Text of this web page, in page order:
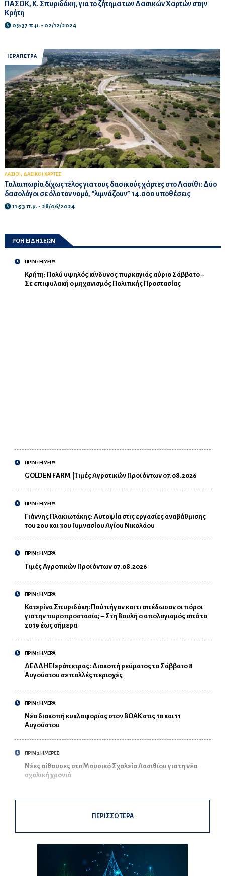
ΠΑΣΟΚ, Κ. Σπυριδάκη, για το ζήτημα των Δασικών Χαρτών στην
Κρήτη
09:37 π.μ. - 02/12/2024
ΙΕΡΑΠΕΤΡΑ
ΛΑΣΙΘΙ , ΔΑΣΙΚΟΙ ΧΑΡΤΕΣ
Ταλαιπωρία δίχως τέλος για τους δασικούς χάρτες στο Λασίθι: Δύο
δασολόγοι σε όλο τον νομό, “λιμνάζουν” 14.000 υποθέσεις
11:53 π.μ. - 28/06/2024
ΡΟΗ ΕΙΔΗΣΕΩΝ
ΠΡΙΝ 1 ΗΜΕΡΑ
Κρήτη: Πολύ υψηλός κίνδυνος πυρκαγιάς αύριο Σάββατο –
Σε επιφυλακή ο μηχανισμός Πολιτικής Προστασίας
ΠΡΙΝ 1 ΗΜΕΡΑ
GOLDEN FARM |Τιμές Αγροτικών Προϊόντων 07.08.2026
ΠΡΙΝ 1 ΗΜΕΡΑ
Γιάννης Πλακιωτάκης: Αυτοψία στις εργασίες αναβάθμισης
του 2ου και 3ου Γυμνασίου Αγίου Νικολάου
ΠΡΙΝ 1 ΗΜΕΡΑ
Τιμές Αγροτικών Προϊόντων 07.08.2026
ΠΡΙΝ 1 ΗΜΕΡΑ
Κατερίνα Σπυριδάκη:Πού πήγαν και τι απέδωσαν οι πόροι
για την πυροπροστασία; – Στη Βουλή ο απολογισμός από το
2019 έως σήμερα
ΠΡΙΝ 1 ΗΜΕΡΑ
ΔΕΔΔΗΕ Ιεράπετρας: Διακοπή ρεύματος το Σάββατο 8
Αυγούστου σε πολλές περιοχές
ΠΡΙΝ 1 ΗΜΕΡΑ
Νέα διακοπή κυκλοφορίας στον ΒΟΑΚ στις 10 και 11
Αυγούστου
ΠΡΙΝ 2 ΗΜΕΡΕΣ
Νέες αίθουσες στο Μουσικό Σχολείο Λασιθίου για τη νέα
σχολική χρονιά
ΠΕΡΙΣΣΟΤΕΡΑ